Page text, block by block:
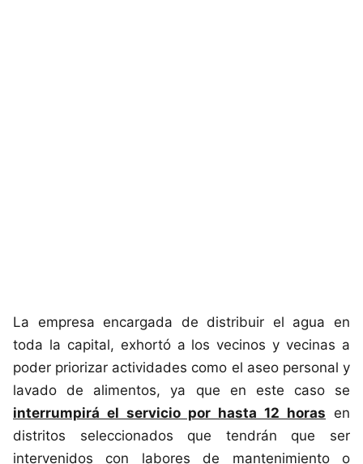
La empresa encargada de distribuir el agua en
toda la capital, exhortó a los vecinos y vecinas a
poder priorizar actividades como el aseo personal y
lavado de alimentos, ya que en este caso se
interrumpirá el servicio por hasta 12 horas en
distritos seleccionados que tendrán que ser
intervenidos con labores de mantenimiento o